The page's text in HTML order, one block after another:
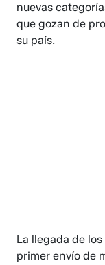
nuevas
que gozan de
su país.
La llegada de los
primer envío de